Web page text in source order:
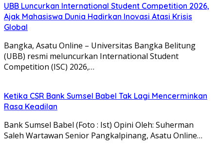
UBB Luncurkan International Student Competition 2026,
Ajak Mahasiswa Dunia Hadirkan Inovasi Atasi Krisis
Global
Bangka, Asatu Online – Universitas Bangka Belitung
(UBB) resmi meluncurkan International Student
Competition (ISC) 2026,…
Ketika CSR Bank Sumsel Babel Tak Lagi Mencerminkan
Rasa Keadilan
Bank Sumsel Babel (Foto : Ist) Opini Oleh: Suherman
Saleh Wartawan Senior Pangkalpinang, Asatu Online…